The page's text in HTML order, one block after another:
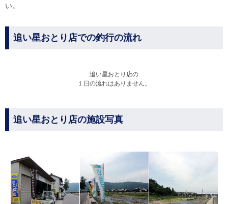
い。
追い星おとり店での釣行の流れ
追い星おとり店の
１日の流れはありません。
追い星おとり店の施設写真